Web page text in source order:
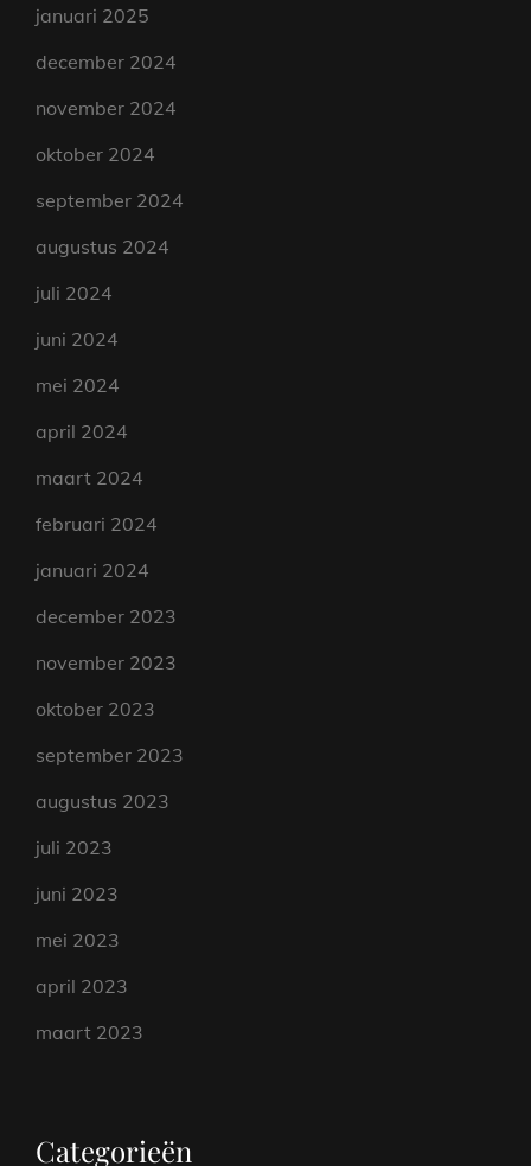
januari 2025
december 2024
november 2024
oktober 2024
september 2024
augustus 2024
juli 2024
juni 2024
mei 2024
april 2024
maart 2024
februari 2024
januari 2024
december 2023
november 2023
oktober 2023
september 2023
augustus 2023
juli 2023
juni 2023
mei 2023
april 2023
maart 2023
Categorieën